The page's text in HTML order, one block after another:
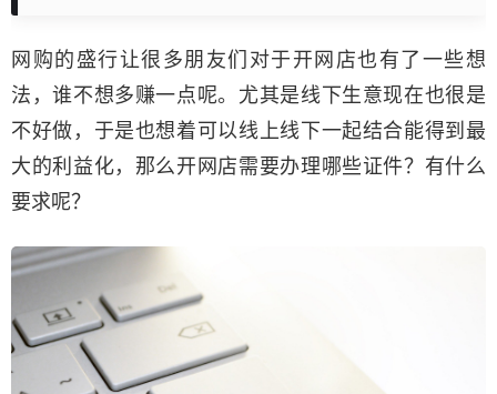
网购的盛行让很多朋友们对于开网店也有了一些想
法，谁不想多赚一点呢。尤其是线下生意现在也很是
不好做，于是也想着可以线上线下一起结合能得到最
大的利益化，那么开网店需要办理哪些证件？有什么
要求呢？